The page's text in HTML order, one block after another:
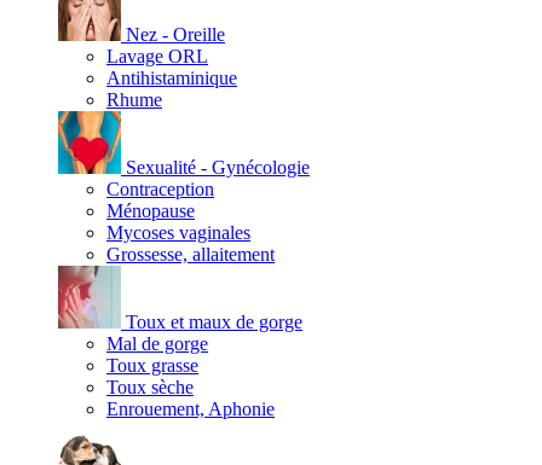
Nez - Oreille
Lavage ORL
Antihistaminique
Rhume
Sexualité - Gynécologie
Contraception
Ménopause
Mycoses vaginales
Grossesse, allaitement
Toux et maux de gorge
Mal de gorge
Toux grasse
Toux sèche
Enrouement, Aphonie